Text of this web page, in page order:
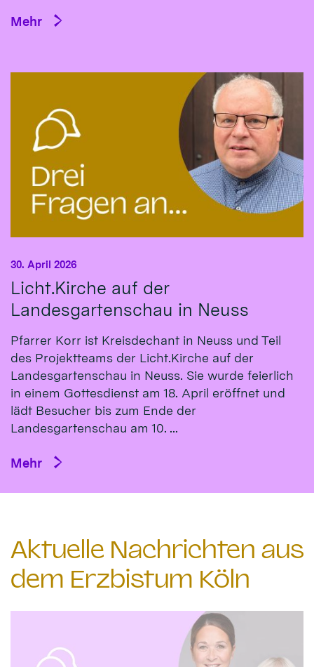
Mehr
Licht.Kirche auf der
Landesgartenschau in Neuss
30. April 2026
Pfarrer Korr ist Kreisdechant in Neuss und Teil
des Projektteams der Licht.Kirche auf der
Landesgartenschau in Neuss. Sie wurde feierlich
in einem Gottesdienst am 18. April eröffnet und
lädt Besucher bis zum Ende der
Landesgartenschau am 10. ...
Mehr
Aktuelle Nachrichten aus
dem Erzbistum Köln